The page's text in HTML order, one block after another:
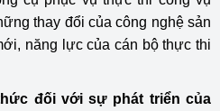
thay đổi của công nghệ sản
năng lực của cán bộ thực thi
đối với sự phát triển của